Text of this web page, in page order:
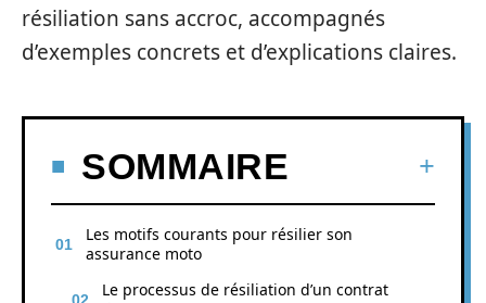
résiliation sans accroc, accompagnés
d’exemples concrets et d’explications claires.
SOMMAIRE
Les motifs courants pour résilier son
assurance moto
Le processus de résiliation d’un contrat